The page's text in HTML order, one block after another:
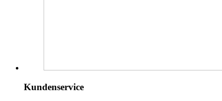
Kundenservice